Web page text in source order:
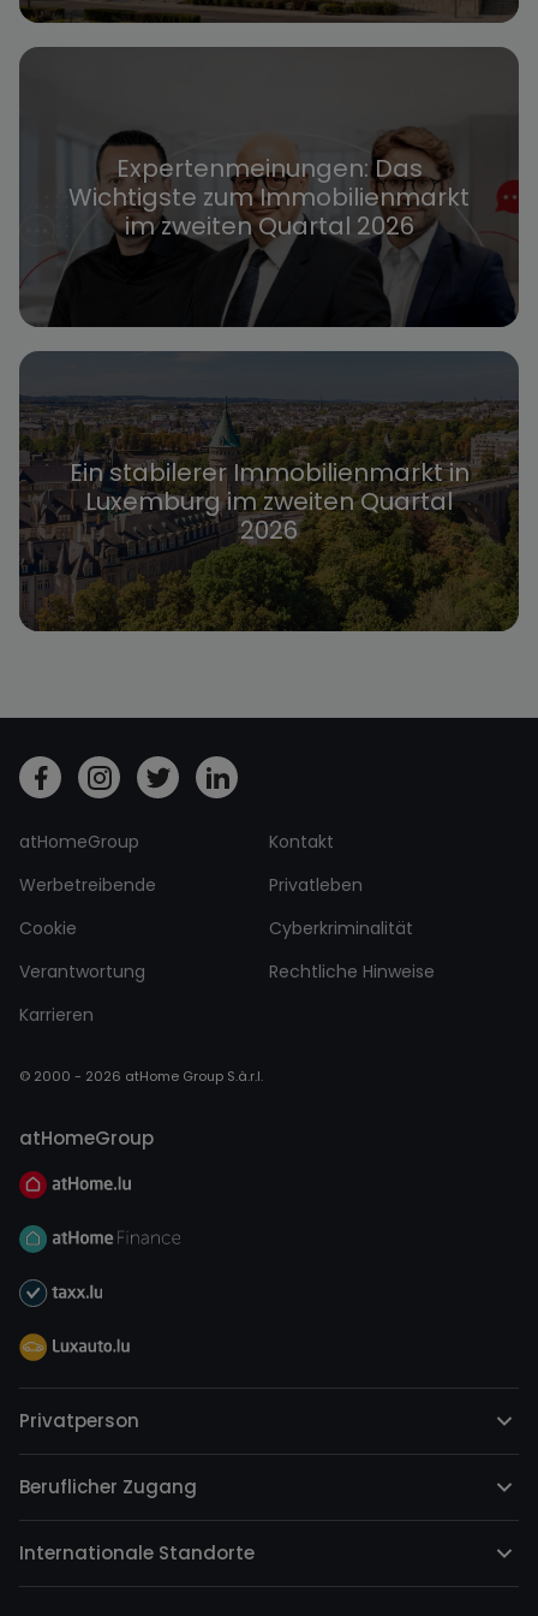
Expertenmeinungen: Das
Wichtigste zum Immobilienmarkt
im zweiten Quartal 2026
Ein stabilerer Immobilienmarkt in
Luxemburg im zweiten Quartal
2026
atHomeGroup
Kontakt
Werbetreibende
Privatleben
Cookie
Cyberkriminalität
Verantwortung
Rechtliche Hinweise
Karrieren
© 2000 - 2026 atHome Group S.à.r.l.
atHomeGroup
Privatperson
Beruflicher Zugang
Internationale Standorte